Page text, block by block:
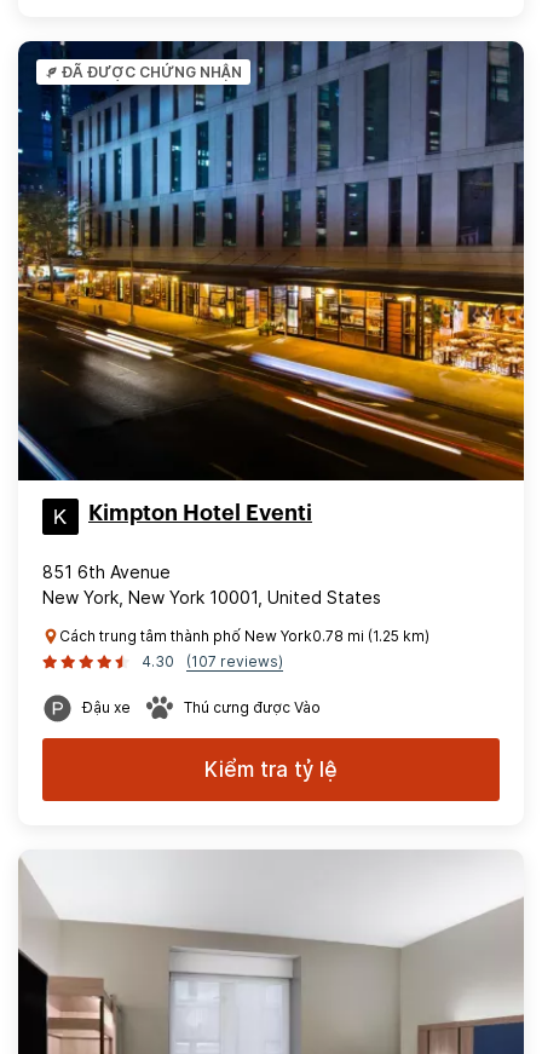
ĐÃ ĐƯỢC CHỨNG NHẬN
Kimpton Hotel Eventi
851 6th Avenue
New York, New York 10001, United States
Cách trung tâm thành phố New York0.78 mi (1.25 km)
4.30
(107 reviews)
Đậu xe Thú cưng được Vào
Kiểm tra tỷ lệ